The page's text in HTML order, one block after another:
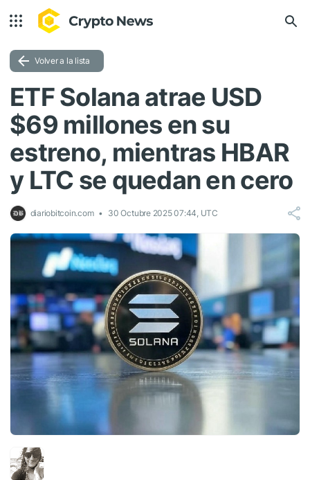
Volver a la lista
ETF Solana atrae USD
$69 millones en su
estreno, mientras HBAR
y LTC se quedan en cero
diariobitcoin.com 30 Octubre 2025 07:44, UTC